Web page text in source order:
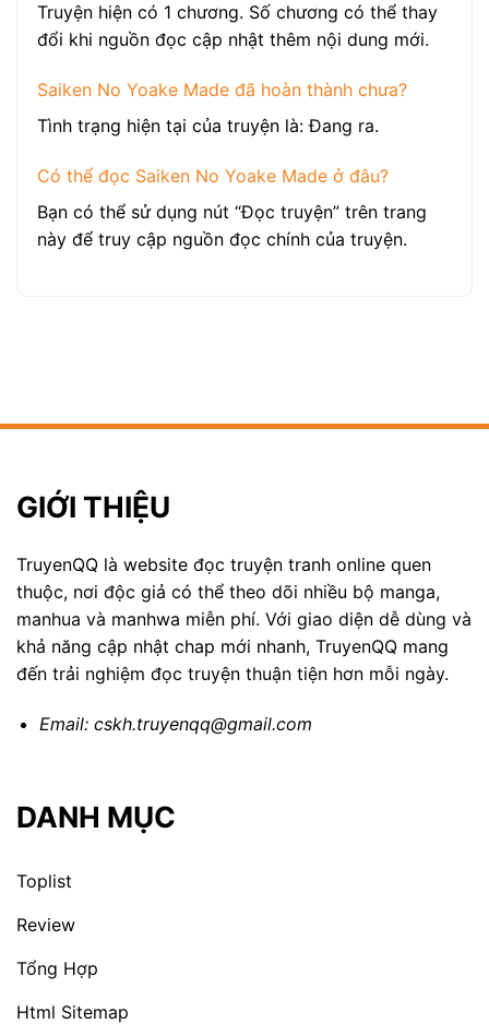
Truyện hiện có 1 chương. Số chương có thể thay
đổi khi nguồn đọc cập nhật thêm nội dung mới.
Saiken No Yoake Made đã hoàn thành chưa?
Tình trạng hiện tại của truyện là: Đang ra.
Có thể đọc Saiken No Yoake Made ở đâu?
Bạn có thể sử dụng nút “Đọc truyện” trên trang
này để truy cập nguồn đọc chính của truyện.
GIỚI THIỆU
TruyenQQ là website đọc truyện tranh online quen
thuộc, nơi độc giả có thể theo dõi nhiều bộ manga,
manhua và manhwa miễn phí. Với giao diện dễ dùng và
khả năng cập nhật chap mới nhanh, TruyenQQ mang
đến trải nghiệm đọc truyện thuận tiện hơn mỗi ngày.
Email: cskh.truyenqq@gmail.com
DANH MỤC
Toplist
Review
Tổng Hợp
Html Sitemap